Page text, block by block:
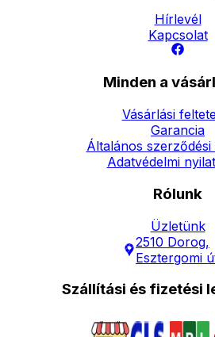
Hírlevél
Kapcsolat
Minden a
Vásárlási
Garancia
Általános
Adatvédelmi
Rólunk
Üzletünk
2510 Dorog,
Esztergomi
Szállítási és fizetési